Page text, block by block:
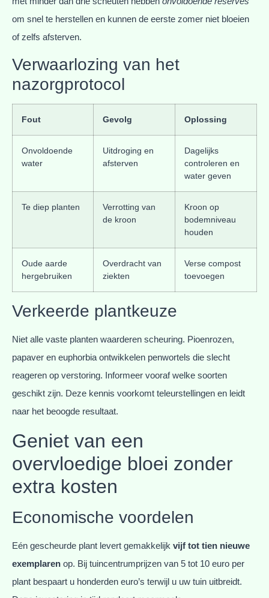
om snel te herstellen en kunnen de eerste zomer niet bloeien
of zelfs afsterven.
Verwaarlozing van het
nazorgprotocol
Fout Gevolg Oplossing
Onvoldoende
water
Uitdroging en
afsterven
Dagelijks
controleren en
water geven
Te diep planten
Verrotting van
de kroon
Kroon op
bodemniveau
houden
Oude aarde
hergebruiken
Overdracht van
ziekten
Verse compost
toevoegen
Verkeerde plantkeuze
Niet alle vaste planten waarderen scheuring. Pioenrozen,
papaver en euphorbia ontwikkelen penwortels die slecht
reageren op verstoring. Informeer vooraf welke soorten
geschikt zijn. Deze kennis voorkomt teleurstellingen en leidt
naar het beoogde resultaat.
Geniet van een
overvloedige bloei zonder
extra kosten
Economische voordelen
Eén gescheurde plant levert gemakkelijk vijf tot tien nieuwe
exemplaren op. Bij tuincentrumprijzen van 5 tot 10 euro per
plant bespaart u honderden euro’s terwijl u uw tuin uitbreidt.